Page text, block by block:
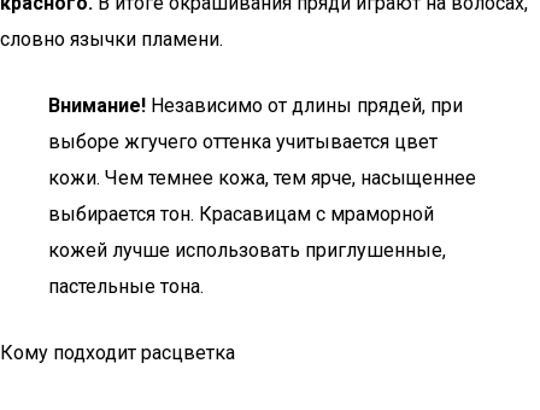
словно язычки пламени.
Внимание! Независимо от длины прядей, при
выборе жгучего оттенка учитывается цвет
кожи. Чем темнее кожа, тем ярче, насыщеннее
выбирается тон. Красавицам с мраморной
кожей лучше использовать приглушенные,
пастельные тона.
Кому подходит расцветка